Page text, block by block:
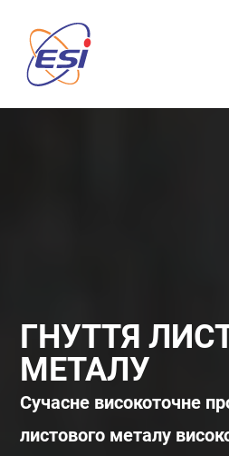
вмісту
ГНУТТЯ
МЕТАЛУ
Сучасне високоточне
листового металу